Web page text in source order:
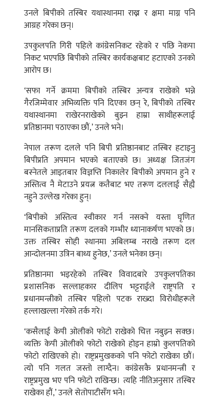
उनले बिपीको तस्बिर यथास्थानमा राख्न र क्षमा माग्न पनि
आग्रह गरेका छन्।
उपकुलपति गिरी पहिले कांग्रेसनिकट रहेको र पछि नेकपा
निकट भएपछि बिपीको तस्बिर कार्यकक्षबाट हटाएको उनको
आरोप छ।
‘सफा गर्ने क्रममा बिपीको तस्बिर अन्यत्र राखेको भन्ने
गैरजिम्मेवार अभिव्यक्ति पनि दिएका छन् रे, बिपीको तस्बिर
यथास्थानमा राखेरनराखेको बुझ्न हाम्रा साथीहरूलाई
प्रतिष्ठानमा पठाएका छौं,’ उनले भने।
नेपाल तरूण दलले पनि बिपी प्रतिष्ठानबाट तस्बिर हटाइनु
बिपीप्रति अपमान भएको बताएको छ। अध्यक्ष जितजंग
बस्नेतले आइतबार विज्ञप्ति निकालेर बिपीको अपमान हुने र
अस्तित्व नै मेटाउने प्रयत्न कतैबाट भए तरूण दललाई सैह्यै
नहुने उल्लेख गरेका हुन्।
‘बिपीको अस्तित्व स्वीकार गर्न नसक्ने यस्ता घृणित
मानसिकताप्रति तरूण दलको गम्भीर ध्यानाकर्षण भएको छ।
उक्त तस्बिर सोही स्थानमा अबिलम्ब नराखे तरूण दल
आन्दोलनमा उत्रिन बाध्य हुनेछ,’ उनले भनेका छन्।
प्रतिष्ठानमा भइरहेको तस्बिर विवादबारे उपकुलपतिका
प्रशासनिक सल्लाहकार दीलिप भट्टराईले राष्ट्रपति र
प्रधानमन्त्रीको तस्बिर पहिलो पटक राख्दा विरोधीहरूले
हल्लाखल्ला गरेको तर्क गरे।
‘कसैलाई केपी ओलीको फोटो राखेको चित्त नबुझ्न सक्छ।
व्यक्ति केपी ओलीको फोटो राखेको होइन हाम्रो कुलपतिको
फोटो राखिएको हो। राष्ट्रप्रमुखकको पनि फोटो राखेका छौं।
त्यो पनि गलत जस्तो लाग्दैन। कांग्रेसकै प्रधानमन्त्री र
राष्ट्रप्रमुख भए पनि फोटो राखिन्छ। त्यहि नीतिअनुसार तस्बिर
राखेका हौं,’ उनले सेतोपाटीसँग भने।